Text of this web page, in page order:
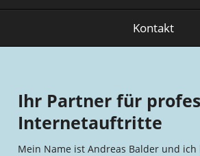
Kontakt
Ihr Partner für
Internetauftritte
Mein Name ist Andreas Balder und ich